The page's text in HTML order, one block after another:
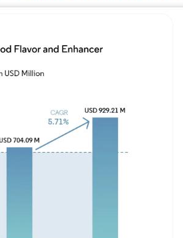
Bild © Mordor Intelligence.